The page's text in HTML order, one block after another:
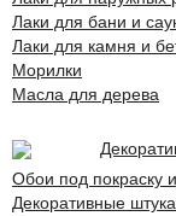
Лаки для бани и
Лаки для камня и
Морилки
Масла для дерева
Обои под покраску
Декоративные